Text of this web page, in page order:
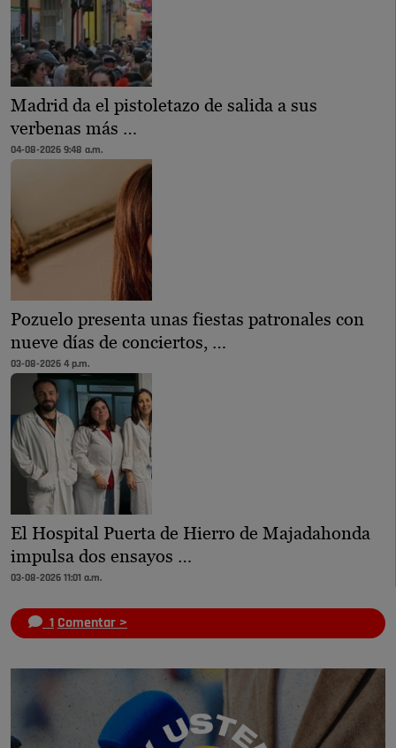
Madrid da el pistoletazo de salida a sus
verbenas más …
04-08-2026 9:48 a.m.
Pozuelo presenta unas fiestas patronales con
nueve días de conciertos, …
03-08-2026 4 p.m.
El Hospital Puerta de Hierro de Majadahonda
impulsa dos ensayos …
03-08-2026 11:01 a.m.
1 Comentar >